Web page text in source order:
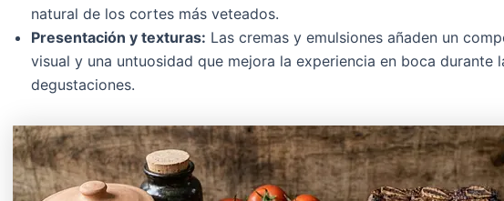
natural de los cortes más veteados.
Presentación y texturas: Las cremas y emulsiones añaden un
visual y una untuosidad que mejora la experiencia en boca durante
degustaciones.